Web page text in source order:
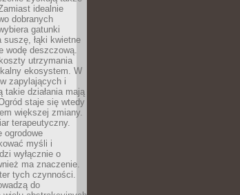
idealnie
dobranych
gatunki
suszę, łąki kwietne
wodę deszczową.
utrzymania
ekosystem. W
zapylających i
działania mają
staje się wtedy
większej zmiany.
terapeutyczny.
ogrodowe
myśli i
wyłącznie o
ma znaczenie.
tych czynności.
do